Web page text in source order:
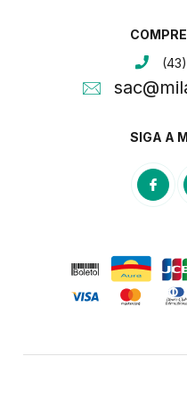
SIGA A